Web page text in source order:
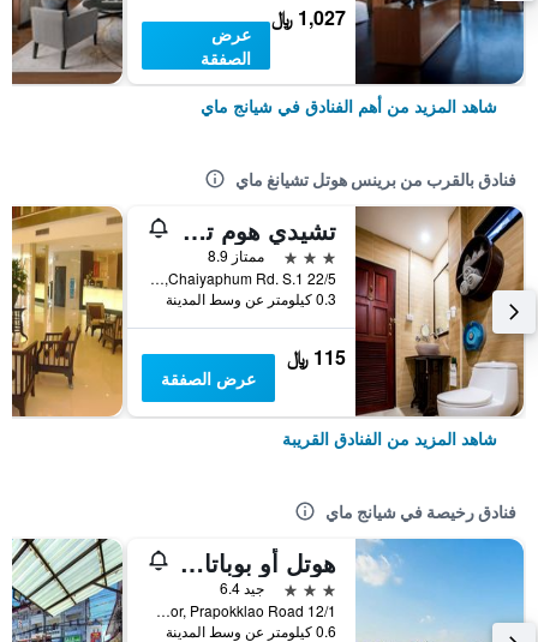
1,027 ﷼
عرض
الصفقة
شاهد المزيد من أهم الفنادق في شيانج ماي
فنادق بالقرب من برينس هوتل تشيانغ ماي
تشيدي هوم تشيانج ماي
3 نجوم
ممتاز 8.9
22/5 Chaiyaphum Rd. S.1, شيانج ماي, تايلاند
0.3 كيلومتر عن وسط المدينة
115 ﷼
عرض الصفقة
شاهد المزيد من الفنادق القريبة
فنادق رخيصة في شيانج ماي
هوتل أو بوباتارا تشيانغماي
3 نجوم
جيد 6.4
12/1 Soi 4 Kor, Prapokklao Road, شيانج ماي, تايلاند
0.6 كيلومتر عن وسط المدينة